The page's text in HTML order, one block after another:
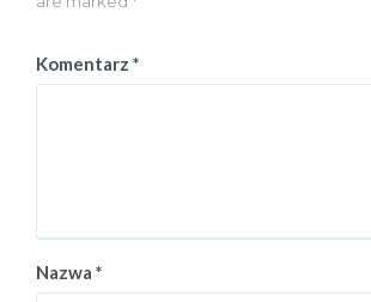
Komentarz *
Nazwa *